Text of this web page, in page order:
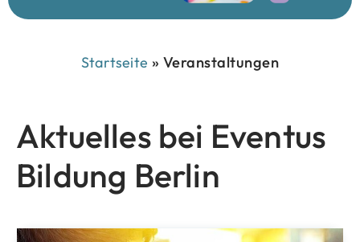
Projekte
Mit Unterstützung der Techniker
ein Projekt, das pädagogische